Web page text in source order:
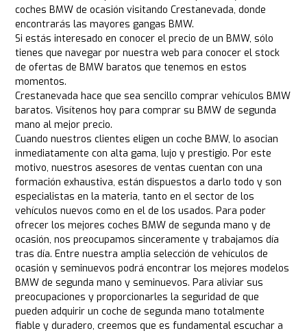
coches BMW de ocasión visitando Crestanevada, donde
encontrarás las mayores gangas BMW.
Si estás interesado en conocer el precio de un BMW, sólo
tienes que navegar por nuestra web para conocer el stock
de ofertas de BMW baratos que tenemos en estos
momentos.
Crestanevada hace que sea sencillo comprar vehículos BMW
baratos. Visítenos hoy para comprar su BMW de segunda
mano al mejor precio.
Cuando nuestros clientes eligen un coche BMW, lo asocian
inmediatamente con alta gama, lujo y prestigio. Por este
motivo, nuestros asesores de ventas cuentan con una
formación exhaustiva, están dispuestos a darlo todo y son
especialistas en la materia, tanto en el sector de los
vehículos nuevos como en el de los usados. Para poder
ofrecer los mejores coches BMW de segunda mano y de
ocasión, nos preocupamos sinceramente y trabajamos día
tras día. Entre nuestra amplia selección de vehículos de
ocasión y seminuevos podrá encontrar los mejores modelos
BMW de segunda mano y seminuevos. Para aliviar sus
preocupaciones y proporcionarles la seguridad de que
pueden adquirir un coche de segunda mano totalmente
fiable y duradero, creemos que es fundamental escuchar a